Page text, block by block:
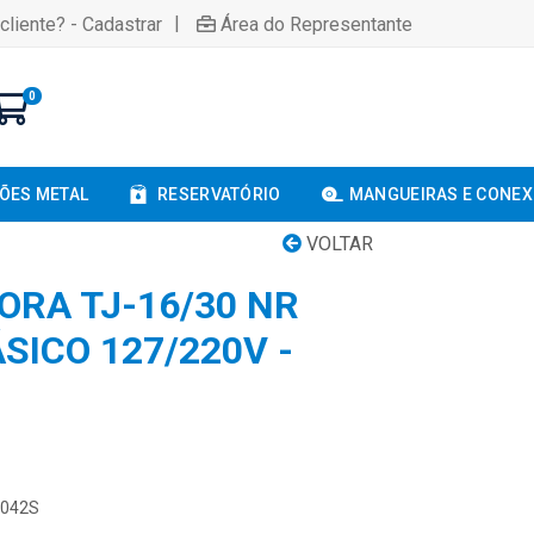
- Cadastrar | Área do Representante
0
METAL RESERVATÓRIO MANGUEIRAS E
VOLTAR
TJ-16/30 NR
127/220V -